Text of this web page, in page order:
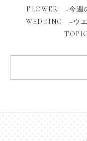
FLOWER −今週
WEDDING −ウエ